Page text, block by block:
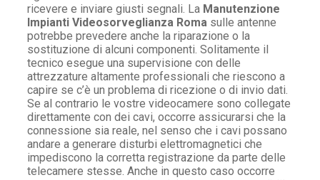
ricevere e inviare giusti segnali. La Manutenzione
Impianti Videosorveglianza Roma sulle antenne
potrebbe prevedere anche la riparazione o la
sostituzione di alcuni componenti. Solitamente il
tecnico esegue una supervisione con delle
attrezzature altamente professionali che riescono a
capire se c’è un problema di ricezione o di invio dati.
Se al contrario le vostre videocamere sono collegate
direttamente con dei cavi, occorre assicurarsi che la
connessione sia reale, nel senso che i cavi possano
andare a generare disturbi elettromagnetici che
impediscono la corretta registrazione da parte delle
telecamere stesse. Anche in questo caso occorre